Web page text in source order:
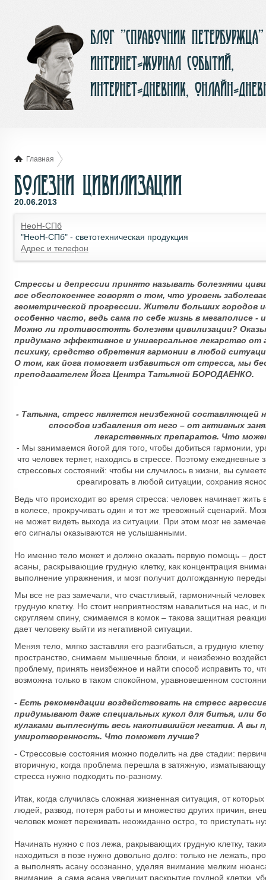
Блог ”Справочник Петербуржца”
интернет-журнал событий,
интернет-дневник, онлайн-
Главная
Болезни цивилизации
20.06.2013
НеоН-СПб
"НеоН-СПб" - светотехническая продукция
Адрес и телефон
Стрессы и депрессии принято называть болезнями
все обеспокоеннее говорят о том, что уровень
геометрической прогрессии. Жители больших
особенно часто, ведь сама по себе жизнь в мегаполисе
Можно ли противостоять болезням цивилизации?
придумано эффективное и универсальное лекарство от
психику, средство обретения гармонии в любой
О том, как йога помогает избавиться от стресса, мы
преподавателем Йога Центра Татьяной БОРОДАЕНКО.
- Татьяна, стресс является неизбежной
способов избавления от него – от активных
лекарственных препаратов. Что
- Мы занимаемся йогой для того, чтобы добиться гармонии,
что человек теряет, находясь в стрессе. Поэтому ежедневные
стрессовых состояний: чтобы ни случилось в жизни, вы
среагировать в любой ситуации, сохранив
Ведь что происходит во время стресса: человек начинает
в колесе, прокручивать один и тот же тревожный сценарий.
не может видеть выхода из ситуации. При этом мозг не
его сигналы оказываются не услышанными.
Но именно тело может и должно оказать первую помощь –
асаны, раскрывающие грудную клетку, как концентрация
выполнение упражнения, и мозг получит долгожданную
Мы все не раз замечали, что счастливый, гармоничный
грудную клетку. Но стоит неприятностям навалиться на нас,
скругляем спину, сжимаемся в комок – такова защитная
дает человеку выйти из негативной ситуации.
Меняя тело, мягко заставляя его разгибаться, а грудную
пространство, снимаем мышечные блоки, и неизбежно
проблему, принять неизбежное и найти способ исправить то,
возможна только в таком спокойном, уравновешенном
- Есть рекомендации воздействовать на стресс
придумывают даже специальных кукол для битья, или
кулаками выплеснуть весь накопившийся негатив. А вы
умиротворенность. Что поможет лучше?
- Стрессовые состояния можно поделить на две стадии:
вторичную, когда проблема перешла в затяжную,
стресса нужно подходить по-разному.
Итак, когда случилась сложная жизненная ситуация, от
людей, развод, потеря работы и множество других причин,
человек может переживать неожиданно остро, то приступать
Начинать нужно с поз лежа, ракрывающих грудную клетку,
находиться в позе нужно довольно долго: только не лежать,
а выполнять асану осознанно, уделяя внимание мелким
внимание, а сама асана увеличит раскрытие грудной клетки,